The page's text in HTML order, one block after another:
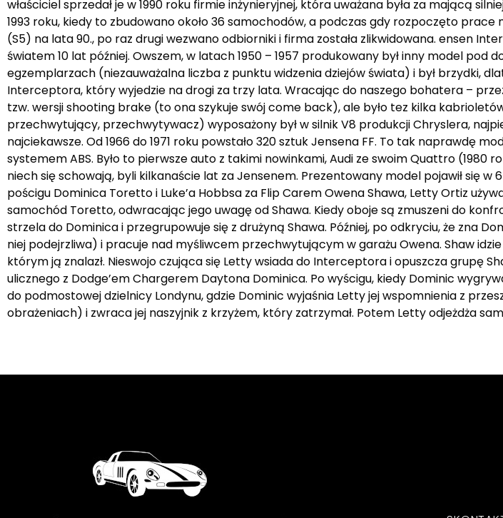
właściciel sprzedał je w 1990 roku firmie inżynieryjnej, która uważana była za mającą
1993 roku, kiedy to zbudowano około 36 samochodów, a podczas gdy rozpoczęto
(S5) na lata 90., po raz drugi wezwano odbiorniki i firma została zlikwidowana. ensen
światem 10 lat później. Owszem, w latach 1950 – 1957 produkowany był inny model pod
egzemplarzach (niezauważalna liczba z punktu widzenia dziejów świata) i był brzydki,
Interceptora, który wyjedzie na drogi za trzy lata. Wracając do naszego bohatera –
tzw. wersji shooting brake (to ona szykuje swój come back), ale było tez kilka
przechwytujący, przechwytywacz) wyposażony był w silnik V8 produkcji Chryslera,
najciekawsze. Od 1966 do 1971 roku powstało 320 sztuk Jensena FF. To tak naprawdę
systemem ABS. Było to pierwsze auto z takimi nowinkami, Audi ze swoim Quattro (1980
niech się schowają, byli kilkanaście lat za Jensenem. Prezentowany model pojawił się w
pościgu Dominica Toretto i Luke’a Hobbsa za Flip Carem Owena Shawa, Letty Ortiz
samochód Toretto, odwracając jego uwagę od Shawa. Kiedy oboje są zmuszeni do
strzela do Dominica i przegrupowuje się z drużyną Shawa. Później, po odkryciu, że zna
niej podejrzliwa) i pracuje nad myśliwcem przechwytującym w garażu Owena. Shaw
którym ją znalazł. Nieswojo czująca się Letty wsiada do Interceptora i opuszcza grupę
ulicznego z Dodge’em Chargerem Daytona Dominica. Po wyścigu, kiedy Dominic
do podmostowej dzielnicy Londynu, gdzie Dominic wyjaśnia Letty jej wspomnienia z
obrażeniach) i zwraca jej naszyjnik z krzyżem, który zatrzymał. Potem Letty odjeżdża